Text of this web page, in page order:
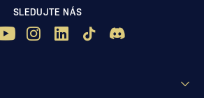
SLEDUJTE NÁS